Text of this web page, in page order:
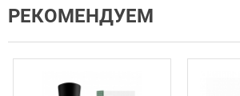
РЕКОМЕНДУЕМ